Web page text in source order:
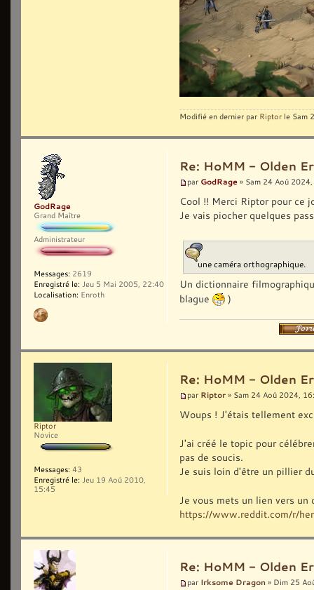
Modifié en dernier par Riptor le Sam
Re: HoMM - Olden
par GodRage » Sam 24 Aoû
Cool !! Merci Riptor pour ce
Je vais piocher quelques
une caméra orthographique.
Un dictionnaire
blague
)
GodRage
Grand Maître
Administrateur
Messages: 2619
Enregistré le: Jeu 5 Mai 2005, 22:40
Localisation: Enroth
Re: HoMM - Olden
par Riptor » Sam 24 Aoû 2024,
Woups ! J'étais tellement
J'ai créé le topic pour
pas de soucis.
Je suis loin d'être un pillier
Je vous mets un lien vers
https://www.reddit.com/r/
Riptor
Novice
Messages: 43
Enregistré le: Jeu 19 Aoû 2010,
15:45
Re: HoMM - Olden
par Irksome Dragon » Dim 25